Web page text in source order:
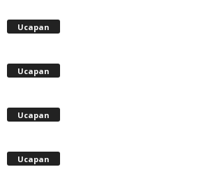
Ucapan
Ucapan
Ucapan
Ucapan